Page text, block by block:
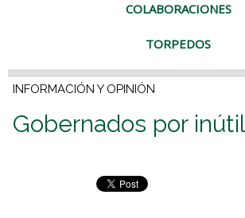
COLABORACIONES
TORPEDOS
INFORMACIÓN Y OPINIÓN
Gobernados por